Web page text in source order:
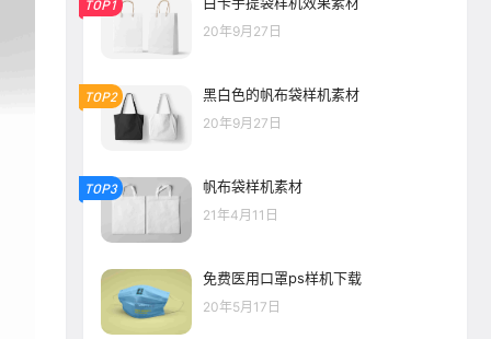
TOP1
20年9月27日
TOP2 黑白色的帆布袋样机素材
20年9月27日
TOP3 帆布袋样机素材
21年4月11日
免费医用口罩ps样机下载
20年5月17日